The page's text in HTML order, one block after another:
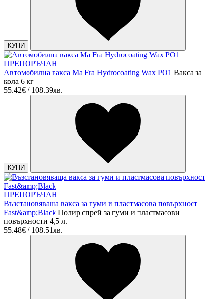
КУПИ
ПРЕПОРЪЧАН
Автомобилна вакса Ma Fra Hydrocoating Wax PO1 Вакса за
кола 6 кг
55.42€ / 108.39лв.
КУПИ
ПРЕПОРЪЧАН
Възстановяваща вакса за гуми и пластмасова повърхност
Fast&amp;Black Полир спрей за гуми и пластмасови
повърхности 4,5 л.
55.48€ / 108.51лв.